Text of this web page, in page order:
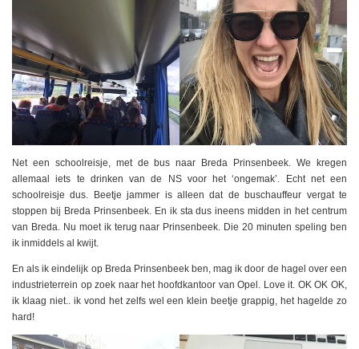
Net een schoolreisje, met de bus naar Breda Prinsenbeek. We kregen
allemaal iets te drinken van de NS voor het ‘ongemak’. Echt net een
schoolreisje dus. Beetje jammer is alleen dat de buschauffeur vergat te
stoppen bij Breda Prinsenbeek. En ik sta dus ineens midden in het centrum
van Breda. Nu moet ik terug naar Prinsenbeek. Die 20 minuten speling ben
ik inmiddels al kwijt.
En als ik eindelijk op Breda Prinsenbeek ben, mag ik door de hagel over een
industrieterrein op zoek naar het hoofdkantoor van Opel. Love it. OK OK OK,
ik klaag niet.. ik vond het zelfs wel een klein beetje grappig, het hagelde zo
hard!